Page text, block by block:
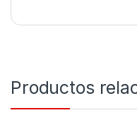
Productos